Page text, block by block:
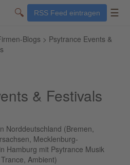
🔍 RSS Feed eintragen ☰
Blogs > Psytrance Events &
& Festivals
Norddeutschland (Bremen,
Mecklenburg-
Hamburg mit Psytrance Musik
Ambient)